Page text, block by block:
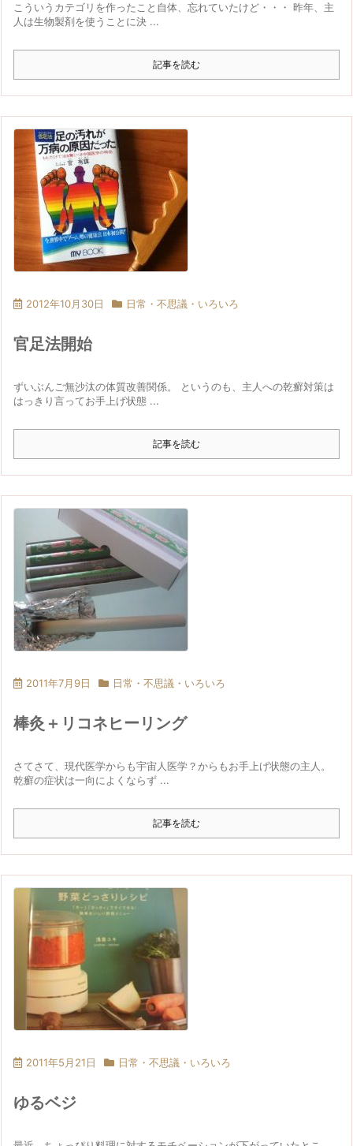
こういうカテゴリを作ったこと自体、忘れていたけど・・・ 昨年、主
人は生物製剤を使うことに決 ...
記事を読む
2012年10月30日 日常・不思議・いろいろ
官足法開始
ずいぶんご無沙汰の体質改善関係。 というのも、主人への乾癬対策は
はっきり言ってお手上げ状態 ...
記事を読む
2011年7月9日 日常・不思議・いろいろ
棒灸＋リコネヒーリング
さてさて、現代医学からも宇宙人医学？からもお手上げ状態の主人。
乾癬の症状は一向によくならず ...
記事を読む
2011年5月21日 日常・不思議・いろいろ
ゆるベジ